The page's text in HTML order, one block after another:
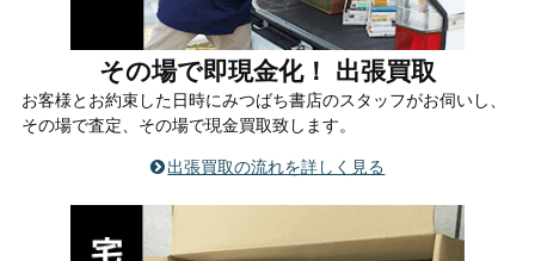
その場で即現金化！ 出張買取
お客様とお約束した日時にみつばち書店のスタッフがお伺いし、
その場で査定、その場で現金買取致します。
出張買取の流れを詳しく見る